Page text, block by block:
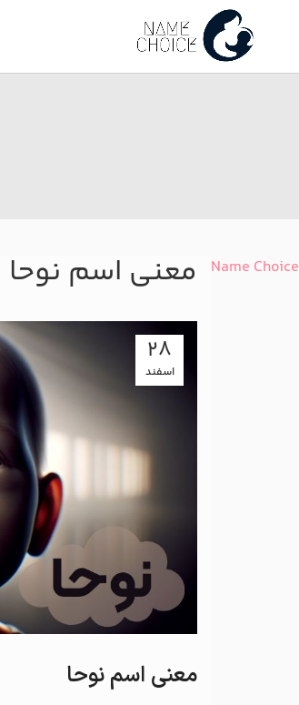
Name Choice معنی اسم نوحا
28
اسفند
معنی اسم نوحا